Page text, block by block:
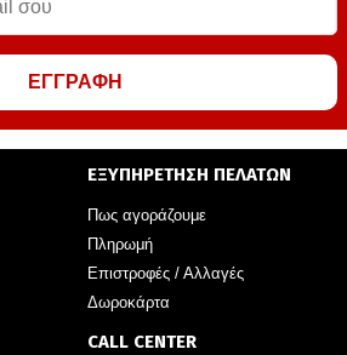
ΕΓΓΡΑΦΗ
ΕΞΥΠΗΡΕΤΗΣΗ ΠΕΛΑΤΩΝ
Πως αγοράζουμε
Πληρωμή
Επιστροφές / Αλλαγές
Δωροκάρτα
CALL CENTER